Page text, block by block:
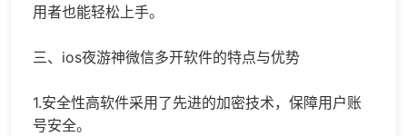
用者也能轻松上手。
三、ios夜游神微信多开软件的特点与优势
1.安全性高软件采用了先进的加密技术，保障用户账
号安全。